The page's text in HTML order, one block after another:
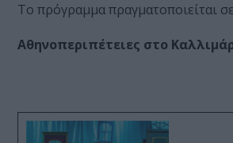
Το πρόγραμμα πραγματοποιείται
Αθηνοπεριπέτειες στο